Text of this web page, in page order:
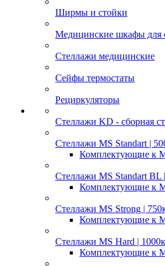
Ширмы и стойки
Медицинские шкафы для
Стеллажи медицинские
Сейфы термостаты
Рециркуляторы
Стеллажи KD - сборная
Стеллажи MS Standart |
Комплектующие к
Стеллажи MS Standart BL
Комплектующие к
Стеллажи MS Strong |
Комплектующие к
Стеллажи MS Hard |
Комплектующие к